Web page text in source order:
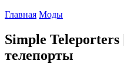
Главная Моды
Simple
телепорты